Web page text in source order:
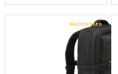
Nachrichten